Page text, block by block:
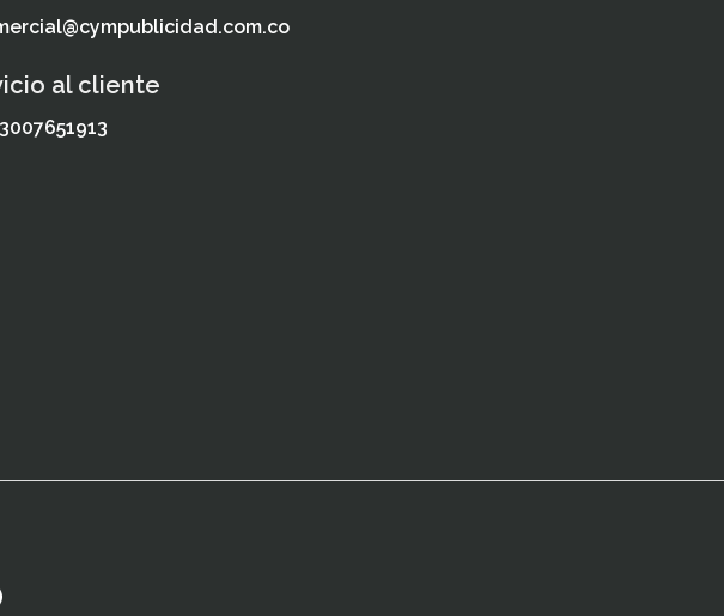
al cliente